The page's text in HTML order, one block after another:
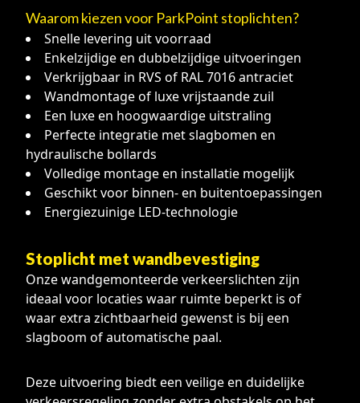
Waarom kiezen voor ParkPoint stoplichten?
Snelle levering uit voorraad
Enkelzijdige en dubbelzijdige uitvoeringen
Verkrijgbaar in RVS of RAL 7016 antraciet
Wandmontage of luxe vrijstaande zuil
Een luxe en hoogwaardige uitstraling
Perfecte integratie met slagbomen en
hydraulische bollards
Volledige montage en installatie mogelijk
Geschikt voor binnen- en buitentoepassingen
Energiezuinige LED-technologie
Stoplicht met wandbevestiging
Onze wandgemonteerde verkeerslichten zijn
ideaal voor locaties waar ruimte beperkt is of
waar extra zichtbaarheid gewenst is bij een
slagboom of automatische paal.
Deze uitvoering biedt een veilige en duidelijke